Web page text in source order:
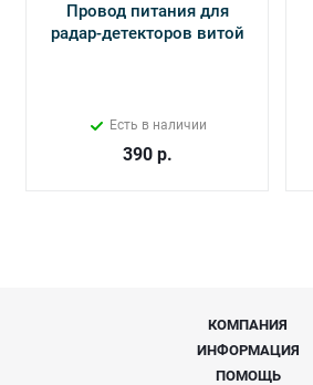
Провод питания для
радар-детекторов витой
Есть в наличии
390р.
КОМПАНИЯ
ИНФОРМАЦИЯ
ПОМОЩЬ